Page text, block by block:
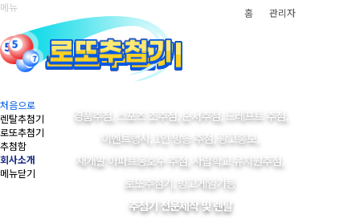
메뉴 관리자
홈
처음으로
렌탈추첨기
로또추첨기
추첨함
회사소개
메뉴닫기
경품추첨, 스포츠 조추첨, 순서추첨, 드레프트 추첨,
이벤트행사, 1인 방송 추첨, 광고홍보,
재개발 아파트동호수 추첨, 사립학교 유치원추첨,
로또추첨기, 빙고게임기등
추첨기 전문제작 및 렌탈